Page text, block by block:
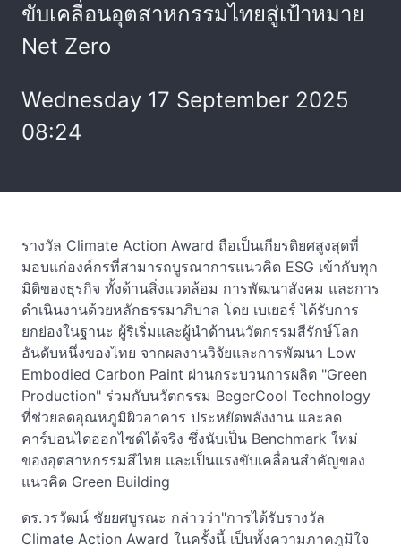
ขับเคลื่อนอุตสาหกรรมไทยสู่เป้าหมาย
Net Zero
Wednesday 17 September 2025
08:24
รางวัล Climate Action Award ถือเป็นเกียรติยศสูงสุดที่
มอบแก่องค์กรที่สามารถบูรณาการแนวคิด ESG เข้ากับทุก
มิติของธุรกิจ ทั้งด้านสิ่งแวดล้อม การพัฒนาสังคม และการ
ดำเนินงานด้วยหลักธรรมาภิบาล โดย เบเยอร์ ได้รับการ
ยกย่องในฐานะ ผู้ริเริ่มและผู้นำด้านนวัตกรรมสีรักษ์โลก
อันดับหนึ่งของไทย จากผลงานวิจัยและการพัฒนา Low
Embodied Carbon Paint ผ่านกระบวนการผลิต "Green
Production" ร่วมกับนวัตกรรม BegerCool Technology
ที่ช่วยลดอุณหภูมิผิวอาคาร ประหยัดพลังงาน และลด
คาร์บอนไดออกไซด์ได้จริง ซึ่งนับเป็น Benchmark ใหม่
ของอุตสาหกรรมสีไทย และเป็นแรงขับเคลื่อนสำคัญของ
แนวคิด Green Building
ดร.วรวัฒน์ ชัยยศบูรณะ กล่าวว่า"การได้รับรางวัล
Climate Action Award ในครั้งนี้ เป็นทั้งความภาคภูมิใจ